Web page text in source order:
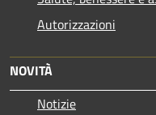
Autorizzazioni
NOVITÀ
Notizie